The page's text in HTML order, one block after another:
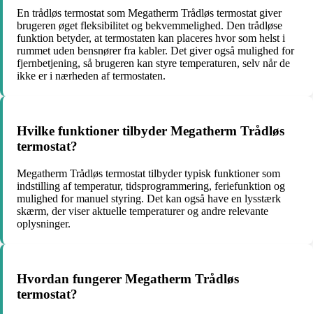
En trådløs termostat som Megatherm Trådløs termostat giver
brugeren øget fleksibilitet og bekvemmelighed. Den trådløse
funktion betyder, at termostaten kan placeres hvor som helst i
rummet uden bensnører fra kabler. Det giver også mulighed for
fjernbetjening, så brugeren kan styre temperaturen, selv når de
ikke er i nærheden af termostaten.
Hvilke funktioner tilbyder Megatherm Trådløs
termostat?
Megatherm Trådløs termostat tilbyder typisk funktioner som
indstilling af temperatur, tidsprogrammering, feriefunktion og
mulighed for manuel styring. Det kan også have en lysstærk
skærm, der viser aktuelle temperaturer og andre relevante
oplysninger.
Hvordan fungerer Megatherm Trådløs
termostat?